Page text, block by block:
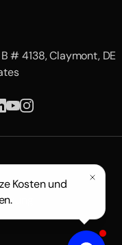
# 4138, Claymont, DE
Kosten und